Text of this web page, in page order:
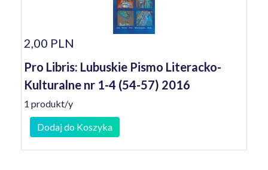
2,00 PLN
Pro Libris: Lubuskie Pismo Literacko-
Kulturalne nr 1-4 (54-57) 2016
1 produkt/y
Dodaj do Koszyka